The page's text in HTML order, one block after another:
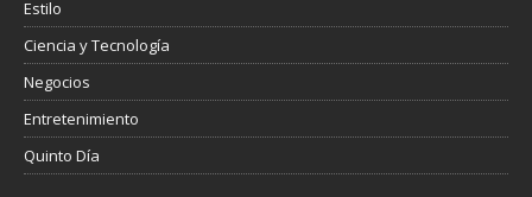
Estilo
Ciencia y Tecnología
Negocios
Entretenimiento
Quinto Día